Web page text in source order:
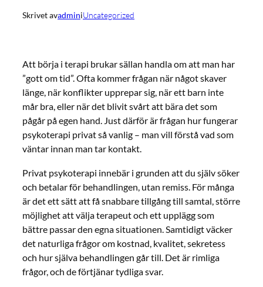
Skrivet avadminiUncategorized
Att börja i terapi brukar sällan handla om att man har
”gott om tid”. Ofta kommer frågan när något skaver
länge, när konflikter upprepar sig, när ett barn inte
mår bra, eller när det blivit svårt att bära det som
pågår på egen hand. Just därför är frågan hur fungerar
psykoterapi privat så vanlig – man vill förstå vad som
väntar innan man tar kontakt.
Privat psykoterapi innebär i grunden att du själv söker
och betalar för behandlingen, utan remiss. För många
är det ett sätt att få snabbare tillgång till samtal, större
möjlighet att välja terapeut och ett upplägg som
bättre passar den egna situationen. Samtidigt väcker
det naturliga frågor om kostnad, kvalitet, sekretess
och hur själva behandlingen går till. Det är rimliga
frågor, och de förtjänar tydliga svar.